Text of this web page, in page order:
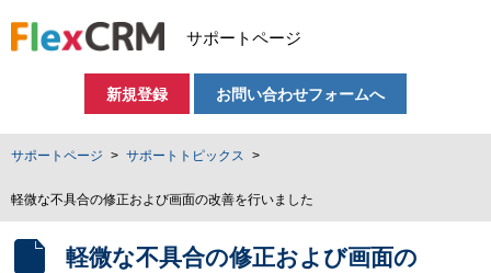
サポートページ
新規登録 お問い合わせフォームへ
サポートページ サポートトピックス
軽微な不具合の修正および画面の改善を行いました
軽微な不具合の修正および画面の